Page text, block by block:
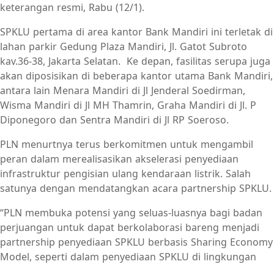
keterangan resmi, Rabu (12/1).
SPKLU pertama di area kantor Bank Mandiri ini terletak di
lahan parkir Gedung Plaza Mandiri, Jl. Gatot Subroto
kav.36-38, Jakarta Selatan. Ke depan, fasilitas serupa juga
akan diposisikan di beberapa kantor utama Bank Mandiri,
antara lain Menara Mandiri di Jl Jenderal Soedirman,
Wisma Mandiri di Jl MH Thamrin, Graha Mandiri di Jl. P
Diponegoro dan Sentra Mandiri di Jl RP Soeroso.
PLN menurtnya terus berkomitmen untuk mengambil
peran dalam merealisasikan akselerasi penyediaan
infrastruktur pengisian ulang kendaraan listrik. Salah
satunya dengan mendatangkan acara partnership SPKLU.
“PLN membuka potensi yang seluas-luasnya bagi badan
perjuangan untuk dapat berkolaborasi bareng menjadi
partnership penyediaan SPKLU berbasis Sharing Economy
Model, seperti dalam penyediaan SPKLU di lingkungan